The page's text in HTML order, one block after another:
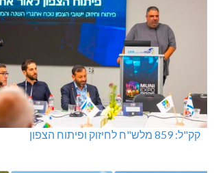
קק"ל: 859 מלש"ח לחיזוק ופיתוח הצפון